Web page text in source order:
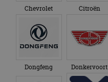
Chevrolet Citroën
Dongfeng Donkervoort